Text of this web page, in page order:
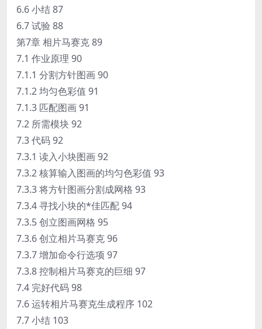
6.6 小结 87
6.7 试验 88
第7章 相片马赛克 89
7.1 作业原理 90
7.1.1 分割方针图画 90
7.1.2 均匀色彩值 91
7.1.3 匹配图画 91
7.2 所需模块 92
7.3 代码 92
7.3.1 读入小块图画 92
7.3.2 核算输入图画的均匀色彩值 93
7.3.3 将方针图画分割成网格 93
7.3.4 寻找小块的*佳匹配 94
7.3.5 创立图画网格 95
7.3.6 创立相片马赛克 96
7.3.7 增加命令行选项 97
7.3.8 控制相片马赛克的巨细 97
7.4 完好代码 98
7.6 运转相片马赛克生成程序 102
7.7 小结 103